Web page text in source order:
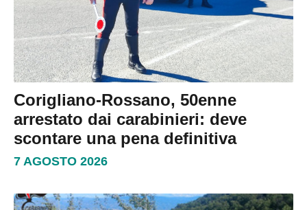
Corigliano-Rossano, 50enne
arrestato dai carabinieri: deve
scontare una pena definitiva
7 AGOSTO 2026